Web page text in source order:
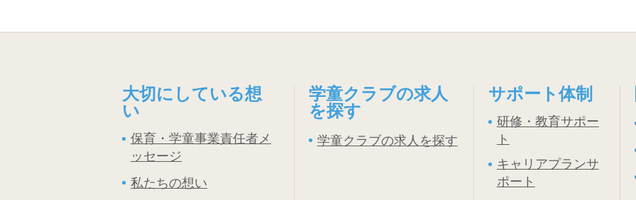
大切にしている想
い
保育・学童事業責任者メ
ッセージ
私たちの想い
学童クラブの求人
を探す
学童クラブの求人を探す
サポート体制
研修・教育サポー
ト
キャリアプランサ
ポート